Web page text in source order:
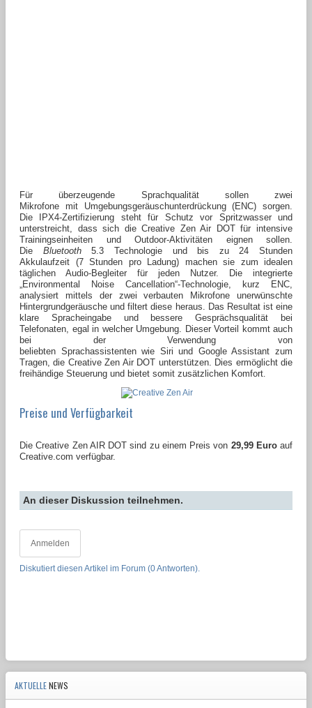
Für überzeugende Sprachqualität sollen zwei
Mikrofone mit Umgebungsgeräuschunterdrückung (ENC) sorgen.
Die IPX4-Zertifizierung steht für Schutz vor Spritzwasser und
unterstreicht, dass sich die Creative Zen Air DOT für intensive
Trainingseinheiten und Outdoor-Aktivitäten eignen sollen.
Die Bluetooth5.3 Technologie und bis zu 24 Stunden
Akkulaufzeit (7 Stunden pro Ladung) machen sie zum idealen
täglichen Audio-Begleiter für jeden Nutzer. Die integrierte
„Environmental Noise Cancellation“-Technologie, kurz ENC,
analysiert mittels der zwei verbauten Mikrofone unerwünschte
Hintergrundgeräusche und filtert diese heraus. Das Resultat ist eine
klare Spracheingabe und bessere Gesprächsqualität bei
Telefonaten, egal in welcher Umgebung. Dieser Vorteil kommt auch
bei der Verwendung von
beliebten Sprachassistenten wie Siri und Google Assistant zum
Tragen, die Creative Zen Air DOT unterstützen. Dies ermöglicht die
freihändige Steuerung und bietet somit zusätzlichen Komfort
Preise und Verfügbarkeit
Die Creative Zen AIR DOT sind zu einem Preis von 29,99 Euroauf
Creative.com verfügbar.
An dieser Diskussion teilnehmen.
Anmelden
Diskutiert diesen Artikel im Forum (0 Antworten).
AKTUELLENEWS